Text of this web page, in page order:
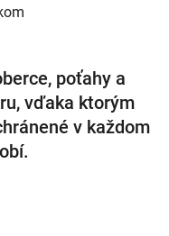
poťahy a
vďaka ktorým
v každom